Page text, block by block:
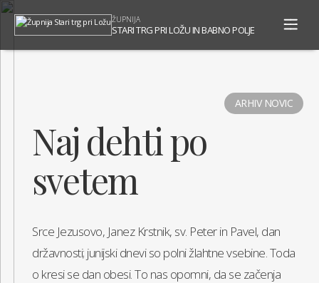
ŽUPNIJA
STARI TRG PRI LOŽU IN BABNO POLJE
ARHIV NOVIC
Naj dehti po
svetem
Srce Jezusovo, Janez Krstnik, sv. Peter in Pavel, dan
državnosti; junijski dnevi so polni žlahtne vsebine. Toda
o kresi se dan obesi. To nas opomni, da se začenja